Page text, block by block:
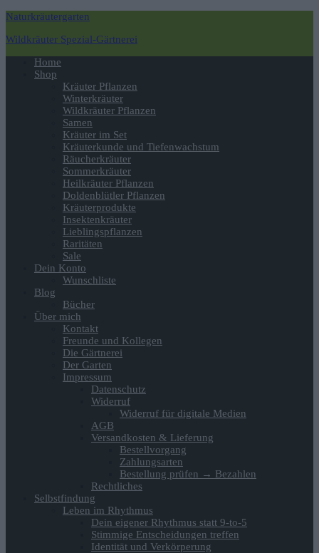
Naturkräutergarten
Wildkräuter Spezial-Gärtnerei
Navigation
umschalten
Home
Shop
Kräuter Pflanzen
Winterkräuter
Wildkräuter Pflanzen
Samen
Kräuter im Set
Kräuterkunde und Tiefenwachstum
Räucherkräuter
Sommerkräuter
Heilkräuter Pflanzen
Doldenblütler Pflanzen
Kräuterprodukte
Insektenkräuter
Lieblingspflanzen
Raritäten
Sale
Dein Konto
Wunschliste
Blog
Bücher
Über mich
Kontakt
Freunde und Kollegen
Die Gärtnerei
Der Garten
Impressum
Datenschutz
Widerruf
Widerruf für digitale Medien
AGB
Versandkosten & Lieferung
Bestellvorgang
Zahlungsarten
Bestellung prüfen → Bezahlen
Rechtliches
Selbstfindung
Leben im Rhythmus
Dein eigener Rhythmus statt 9-to-5
Stimmige Entscheidungen treffen
Identität und Verkörperung